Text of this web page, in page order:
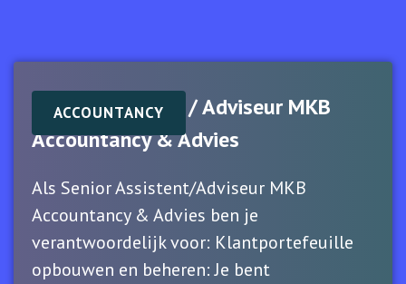
ACCOUNTANCY
Senior Assistent / Adviseur MKB
Accountancy & Advies
Als Senior Assistent/Adviseur MKB
Accountancy & Advies ben je
verantwoordelijk voor: Klantportefeuille
opbouwen en beheren: Je bent